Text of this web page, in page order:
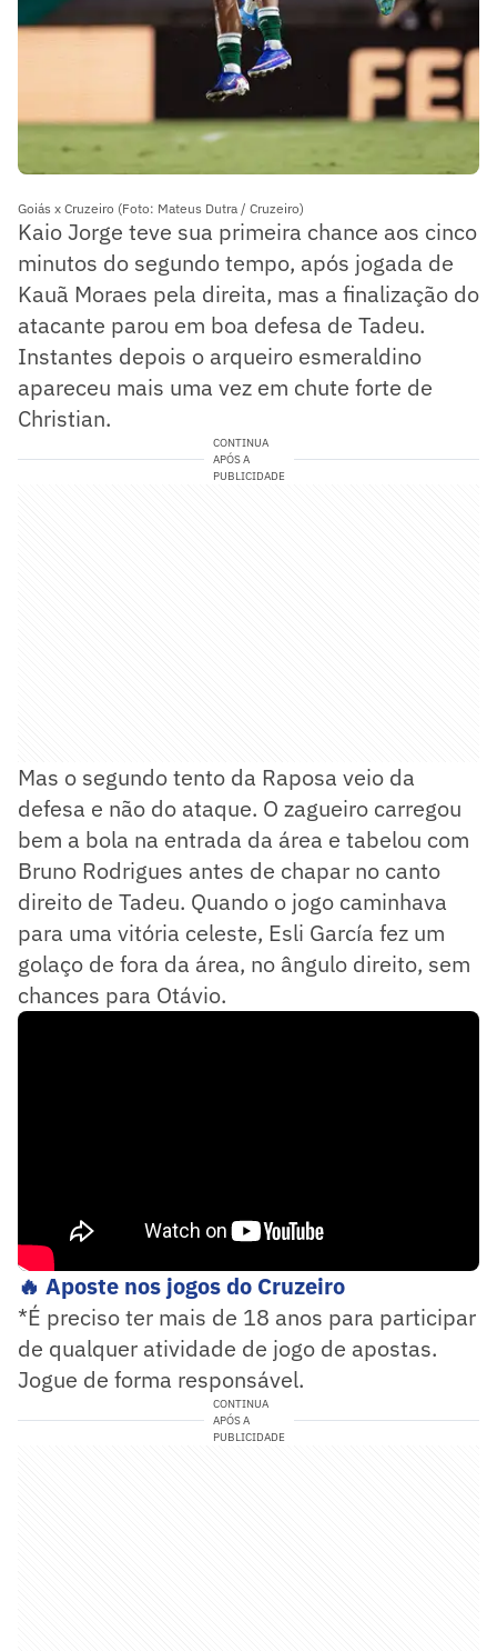
Goiás x Cruzeiro (Foto: Mateus Dutra / Cruzeiro)
Kaio Jorge teve sua primeira chance aos cinco
minutos do segundo tempo, após jogada de
Kauã Moraes pela direita, mas a finalização do
atacante parou em boa defesa de Tadeu.
Instantes depois o arqueiro esmeraldino
apareceu mais uma vez em chute forte de
Christian.
CONTINUA
APÓS A
PUBLICIDADE
Mas o segundo tento da Raposa veio da
defesa e não do ataque. O zagueiro carregou
bem a bola na entrada da área e tabelou com
Bruno Rodrigues antes de chapar no canto
direito de Tadeu. Quando o jogo caminhava
para uma vitória celeste, Esli García fez um
golaço de fora da área, no ângulo direito, sem
chances para Otávio.
🔥 Aposte nos jogos do Cruzeiro
*É preciso ter mais de 18 anos para participar
de qualquer atividade de jogo de apostas.
Jogue de forma responsável.
CONTINUA
APÓS A
PUBLICIDADE